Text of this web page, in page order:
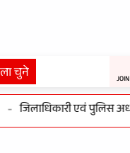
चुने
जिलाधिकारी एवं पुलिस